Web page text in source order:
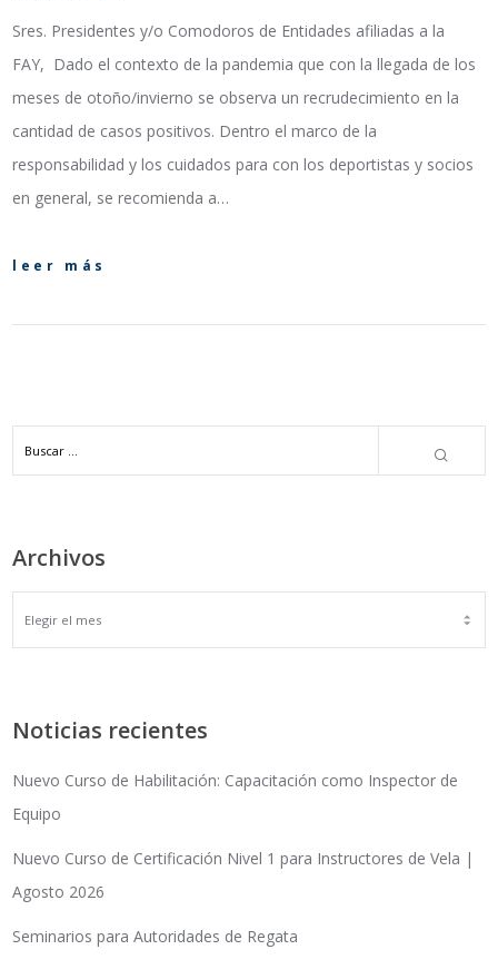
Sres. Presidentes y/o Comodoros de Entidades afiliadas a la
FAY, Dado el contexto de la pandemia que con la llegada de los
meses de otoño/invierno se observa un recrudecimiento en la
cantidad de casos positivos. Dentro el marco de la
responsabilidad y los cuidados para con los deportistas y socios
en general, se recomienda a…
leer más
Archivos
ARCHIVOS
Noticias recientes
Nuevo Curso de Habilitación: Capacitación como Inspector de
Equipo
Nuevo Curso de Certificación Nivel 1 para Instructores de Vela |
Agosto 2026
Seminarios para Autoridades de Regata